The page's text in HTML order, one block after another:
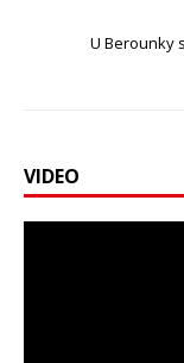
U Berounky
VIDEO